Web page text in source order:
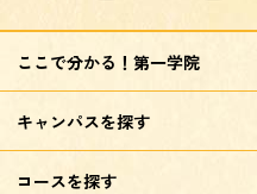
ここで分かる！第一学院
キャンパスを探す
コースを探す